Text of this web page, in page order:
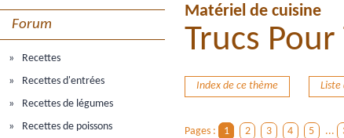
Forum
Recettes
Recettes d'entrées
Recettes de légumes
Recettes de poissons
Matériel de cuisine
Trucs Pour
Index de ce thème Liste
Pages : 1 2 3 4 5 ...